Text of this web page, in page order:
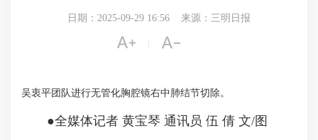
日期：2025-09-29 16:56 来源：三明日报
 
吴衷平团队进行无管化胸腔镜右中肺结节切除。
●全媒体记者 黄宝琴 通讯员 伍 倩 文/图